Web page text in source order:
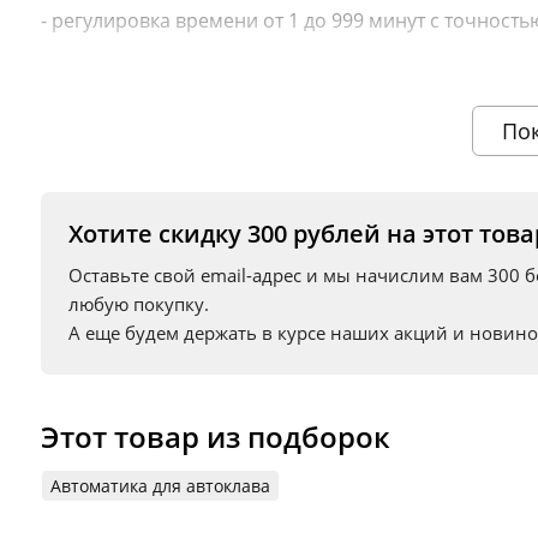
- регулировка времени от 1 до 999 минут с
- простое управление-минимальное количество
- пассивная система охлаждения
Преимущества блока управления
Устройство позволяет клиенту вручную задать
Так же блок имеет монолитную конструкцию и
количеством 7-сегментных индикаторов и кнопок
Хотите скидку 300 рублей на этот
Оставьте свой email-адрес и мы начислим вам 300
любую покупку.
А еще будем держать в курсе наших акций и
Этот товар из подборок
Автоматика для автоклава